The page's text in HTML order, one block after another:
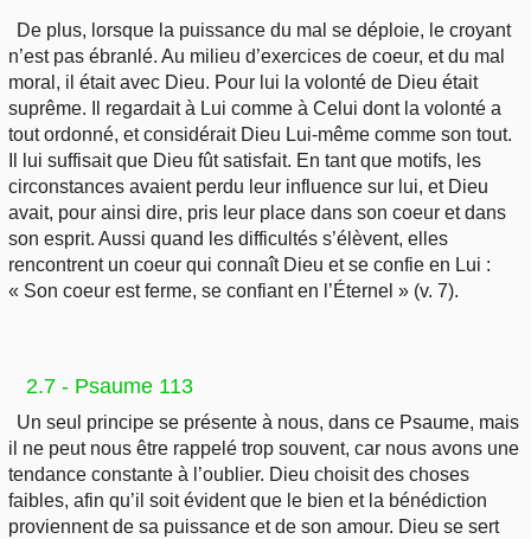
De plus, lorsque la puissance du mal se déploie, le croyant
n’est pas ébranlé. Au milieu d’exercices de coeur, et du mal
moral, il était avec Dieu. Pour lui la volonté de Dieu était
suprême. Il regardait à Lui comme à Celui dont la volonté a
tout ordonné, et considérait Dieu Lui-même comme son tout.
Il lui suffisait que Dieu fût satisfait. En tant que motifs, les
circonstances avaient perdu leur influence sur lui, et Dieu
avait, pour ainsi dire, pris leur place dans son coeur et dans
son esprit. Aussi quand les difficultés s’élèvent, elles
rencontrent un coeur qui connaît Dieu et se confie en Lui :
« Son coeur est ferme, se confiant en l’Éternel » (v. 7).
2.7 - Psaume 113
Un seul principe se présente à nous, dans ce Psaume, mais
il ne peut nous être rappelé trop souvent, car nous avons une
tendance constante à l’oublier. Dieu choisit des choses
faibles, afin qu’il soit évident que le bien et la bénédiction
proviennent de sa puissance et de son amour. Dieu se sert